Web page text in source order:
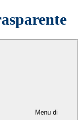
Menu di